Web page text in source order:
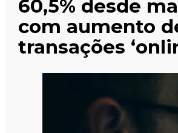
60,5% desde
com aumento
transações